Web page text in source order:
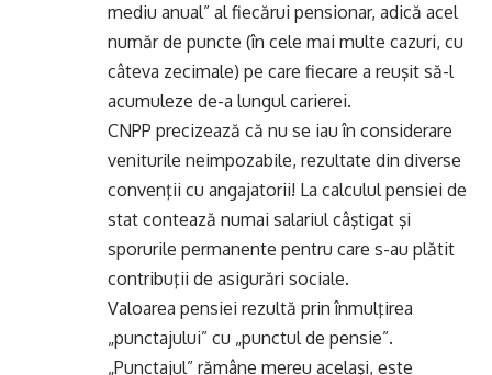
mediu anual” al fiecărui pensionar, adică acel
număr de puncte (în cele mai multe cazuri, cu
câteva zecimale) pe care fiecare a reuşit să-l
acumuleze de-a lungul carierei.
CNPP precizează că nu se iau în considerare
veniturile neimpozabile, rezultate din diverse
convenţii cu angajatorii! La calculul pensiei de
stat contează numai salariul câştigat şi
sporurile permanente pentru care s-au plătit
contribuţii de asigurări sociale.
Valoarea pensiei rezultă prin înmulţirea
„punctajului” cu „punctul de pensie”.
„Punctajul” rămâne mereu acelaşi, este